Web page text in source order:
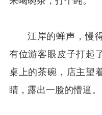
江岸的蝉声，慢
有位游客眼皮子打起
桌上的茶碗，店主望
睛，露出一脸的懵逼。